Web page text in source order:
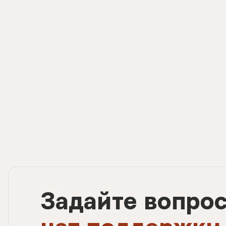
Задайте